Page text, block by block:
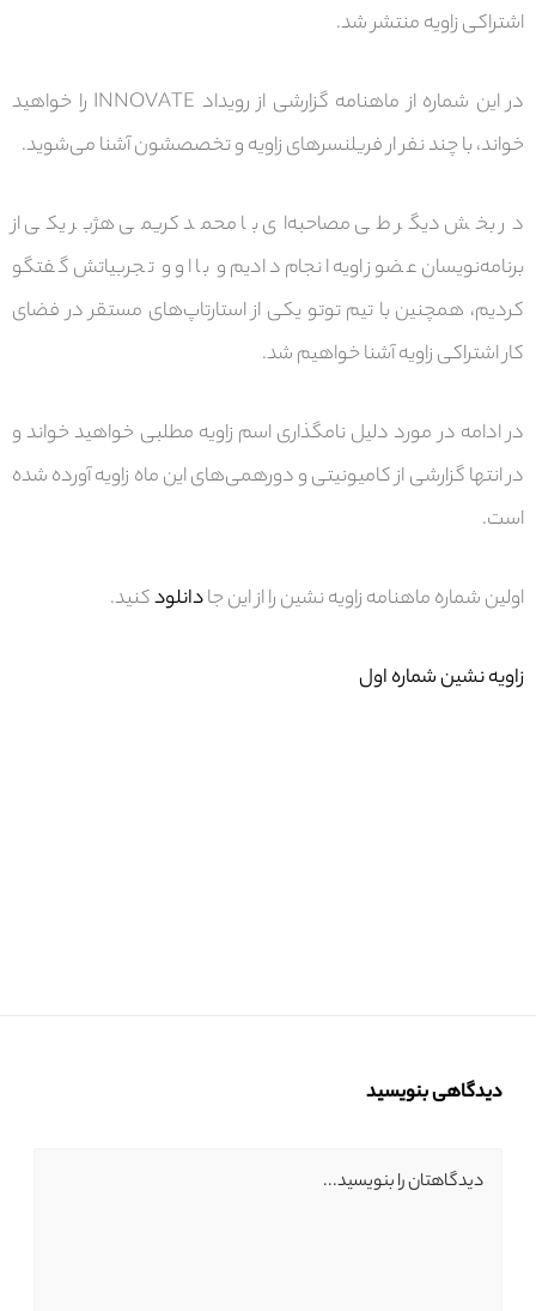
اشتراکی زاویه منتشر شد.
در این شماره از ماهنامه گزارشی از رویداد INNOVATE را خواهید
خواند، با چند نفر ار فریلنسرهای زاویه و تخصصشون آشنا می‌شوید.
در بخش دیگر طی مصاحبه‌ای با محمد کریمی هژبر یکی از
برنامه‌نویسان عضو زاویه انجام دادیم و با او و تجربیاتش گفتگو
کردیم، همچنین با تیم توتو یکی از استارتاپ‌های مستقر در فضای
کار اشتراکی زاویه آشنا خواهیم شد.
در ادامه در مورد دلیل نامگذاری اسم زاویه مطلبی خواهید خواند و
در انتها گزارشی از کامیونیتی و دورهمی‌های این ماه زاویه آورده شده
است.
اولین شماره ماهنامه زاویه نشین را از این جادانلودکنید.
زاویه نشین شماره اول
دیدگاهی بنویسید
دیدگاهتان را بنویسید...